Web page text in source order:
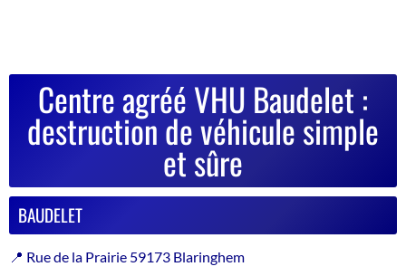
Centre agréé VHU Baudelet :
destruction de véhicule simple
et sûre
BAUDELET
📍 Rue de la Prairie 59173 Blaringhem